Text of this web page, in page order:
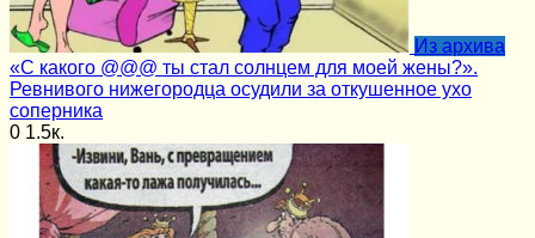
Из архива
«С какого @@@ ты стал солнцем для моей жены?».
Ревнивого нижегородца осудили за откушенное ухо
соперника
0 1.5к.